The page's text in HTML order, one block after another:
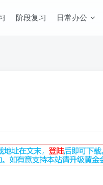
阶段复习 日常办公